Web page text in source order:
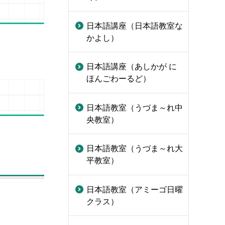
日本語講座（日本語教室な
かよし）
日本語講座（あしかが に
ほんごわーるど）
日本語教室（うづま～れ中
央教室）
日本語教室（うづま～れ大
平教室）
日本語教室（アミーゴ日曜
クラス）